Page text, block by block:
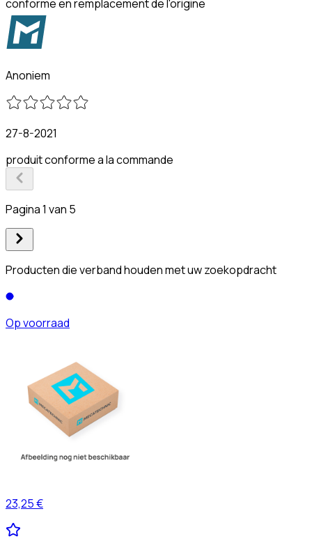
conforme en remplacement de l'origine
Anoniem
27-8-2021
produit conforme a la commande
Pagina 1 van 5
Producten die verband houden met uw zoekopdracht
Op voorraad
23,25 €